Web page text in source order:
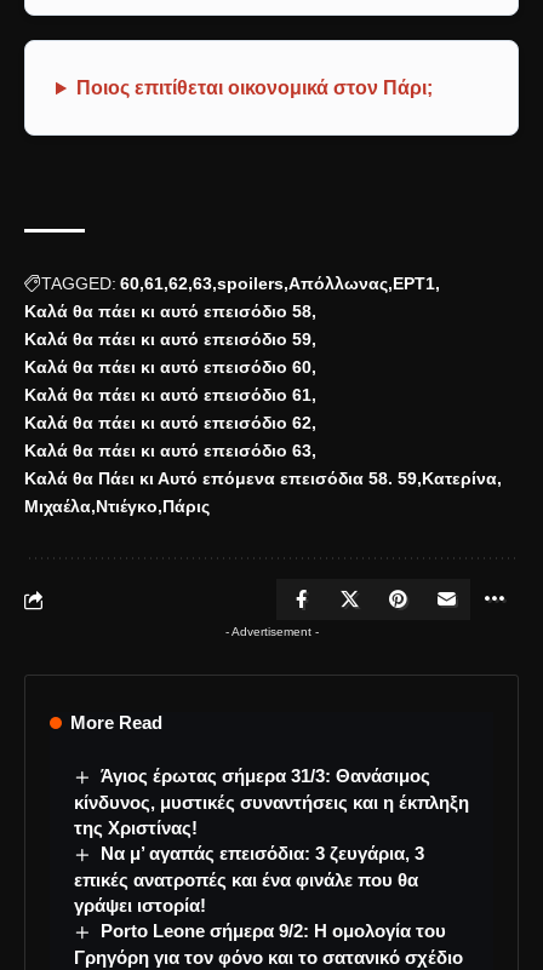
Ποιος επιτίθεται οικονομικά στον Πάρι;
TAGGED: 60 61 62 63 spoilers Απόλλωνας ΕΡΤ1
Καλά θα πάει κι αυτό επεισόδιο 58
Καλά θα πάει κι αυτό επεισόδιο 59
Καλά θα πάει κι αυτό επεισόδιο 60
Καλά θα πάει κι αυτό επεισόδιο 61
Καλά θα πάει κι αυτό επεισόδιο 62
Καλά θα πάει κι αυτό επεισόδιο 63
Καλά θα Πάει κι Αυτό επόμενα επεισόδια 58. 59 Κατερίνα
Μιχαέλα Ντιέγκο Πάρις
- Advertisement -
More Read
Άγιος έρωτας σήμερα 31/3: Θανάσιμος
κίνδυνος, μυστικές συναντήσεις και η έκπληξη
της Χριστίνας!
Να μ’ αγαπάς επεισόδια: 3 ζευγάρια, 3
επικές ανατροπές και ένα φινάλε που θα
γράψει ιστορία!
Porto Leone σήμερα 9/2: Η ομολογία του
Γρηγόρη για τον φόνο και το σατανικό σχέδιο